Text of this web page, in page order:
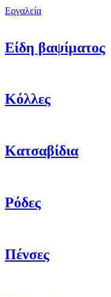
Εργαλεία
Είδη βαψίματος
Κόλλες
Κατσαβίδια
Ρόδες
Πένσες